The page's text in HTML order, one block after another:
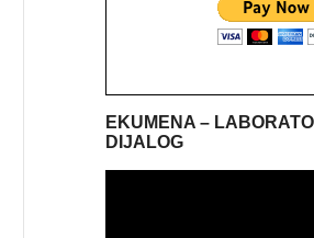
EKUMENA –
DIJALOG